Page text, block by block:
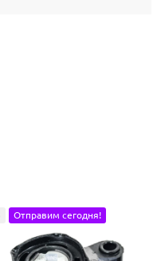
Отправим сегодня!